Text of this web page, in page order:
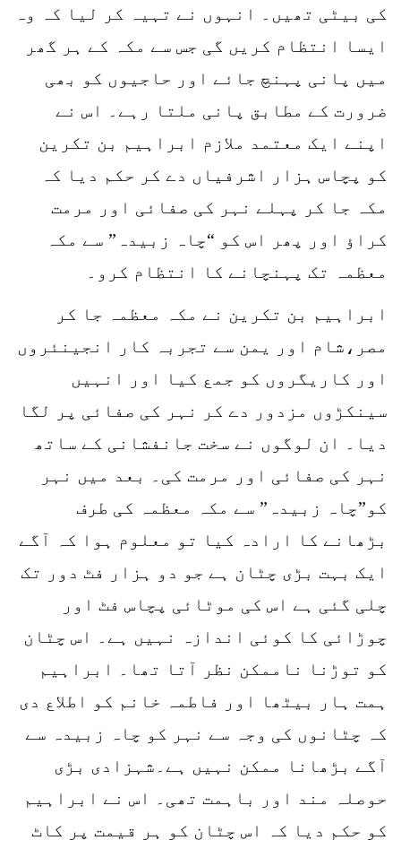
کی بیٹی تھیں۔ انہوں نے تہیہ کر لیا کہ وہ
ایسا انتظام کریں گی جس سے مکہ کے ہر گھر
میں پانی پہنچ جائے اور حاجیوں کو بھی
ضرورت کے مطابق پانی ملتا رہے۔ اس نے
اپنے ایک معتمد ملازم ابراہیم بن تکرین
کو پچاس ہزار اشرفیاں دے کر حکم دیا کہ
مکہ جا کر پہلے نہر کی صفائی اور مرمت
کراؤ اور پھر اس کو “چاہ زبیدہ” سے مکہ
معظمہ تک پہنچانے کا انتظام کرو۔
ابراہیم بن تکرین نے مکہ معظمہ جا کر
مصر،شام اور یمن سے تجربہ کار انجینئروں
اور کاریگروں کو جمع کیا اور انہیں
سینکڑوں مزدور دے کر نہر کی صفائی پر لگا
دیا۔ ان لوگوں نے سخت جانفشانی کے ساتھ
نہر کی صفائی اور مرمت کی۔ بعد میں نہر
کو”چاہ زبیدہ” سے مکہ معظمہ کی طرف
بڑھانے کا ارادہ کیا تو معلوم ہوا کہ آگے
ایک بہت بڑی چٹان ہے جو دو ہزار فٹ دور تک
چلی گئی ہے اس کی موٹائی پچاس فٹ اور
چوڑائی کا کوئی اندازہ نہیں ہے۔ اس چٹان
کو توڑنا ناممکن نظر آتا تھا۔ ابراہیم
ہمت ہار بیٹھا اور فاطمہ خانم کو اطلاع دی
کہ چٹانوں کی وجہ سے نہر کو چاہ زبیدہ سے
آگے بڑھانا ممکن نہیں ہے۔شہزادی بڑی
حوصلہ مند اور باہمت تھی۔ اس نے ابراہیم
کو حکم دیا کہ اس چٹان کو ہر قیمت پر کاٹ